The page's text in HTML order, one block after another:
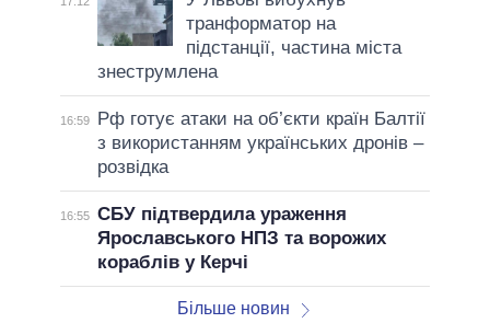
транформатор на
підстанції, частина міста
знеструмлена
16:59
Рф готує атаки на об’єкти країн Балтії
з використанням українських дронів –
розвідка
16:55 СБУ підтвердила ураження
Ярославського НПЗ та ворожих
кораблів у Керчі
Більше новин